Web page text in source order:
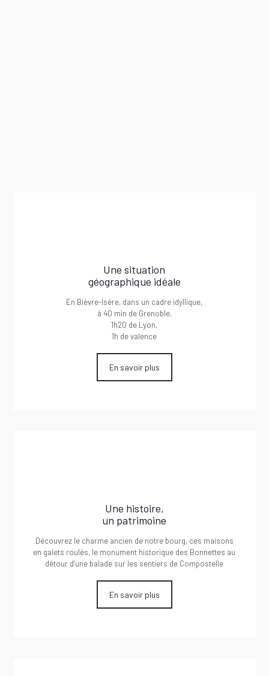
Une situation
géographique idéale
En Bièvre-Isère, dans un cadre idyllique,
à 40 min de Grenoble,
1h20 de Lyon,
1h de valence
En savoir plus
Une histoire,
un patrimoine
Découvrez le charme ancien de notre bourg, ces maisons
en galets roulés, le monument historique des Bonnettes au
détour d’une balade sur les sentiers de Compostelle
En savoir plus